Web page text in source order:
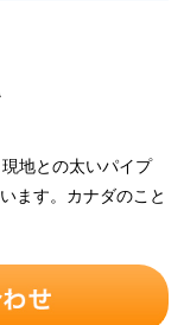
地との太いパイプ
ます。カナダのこと